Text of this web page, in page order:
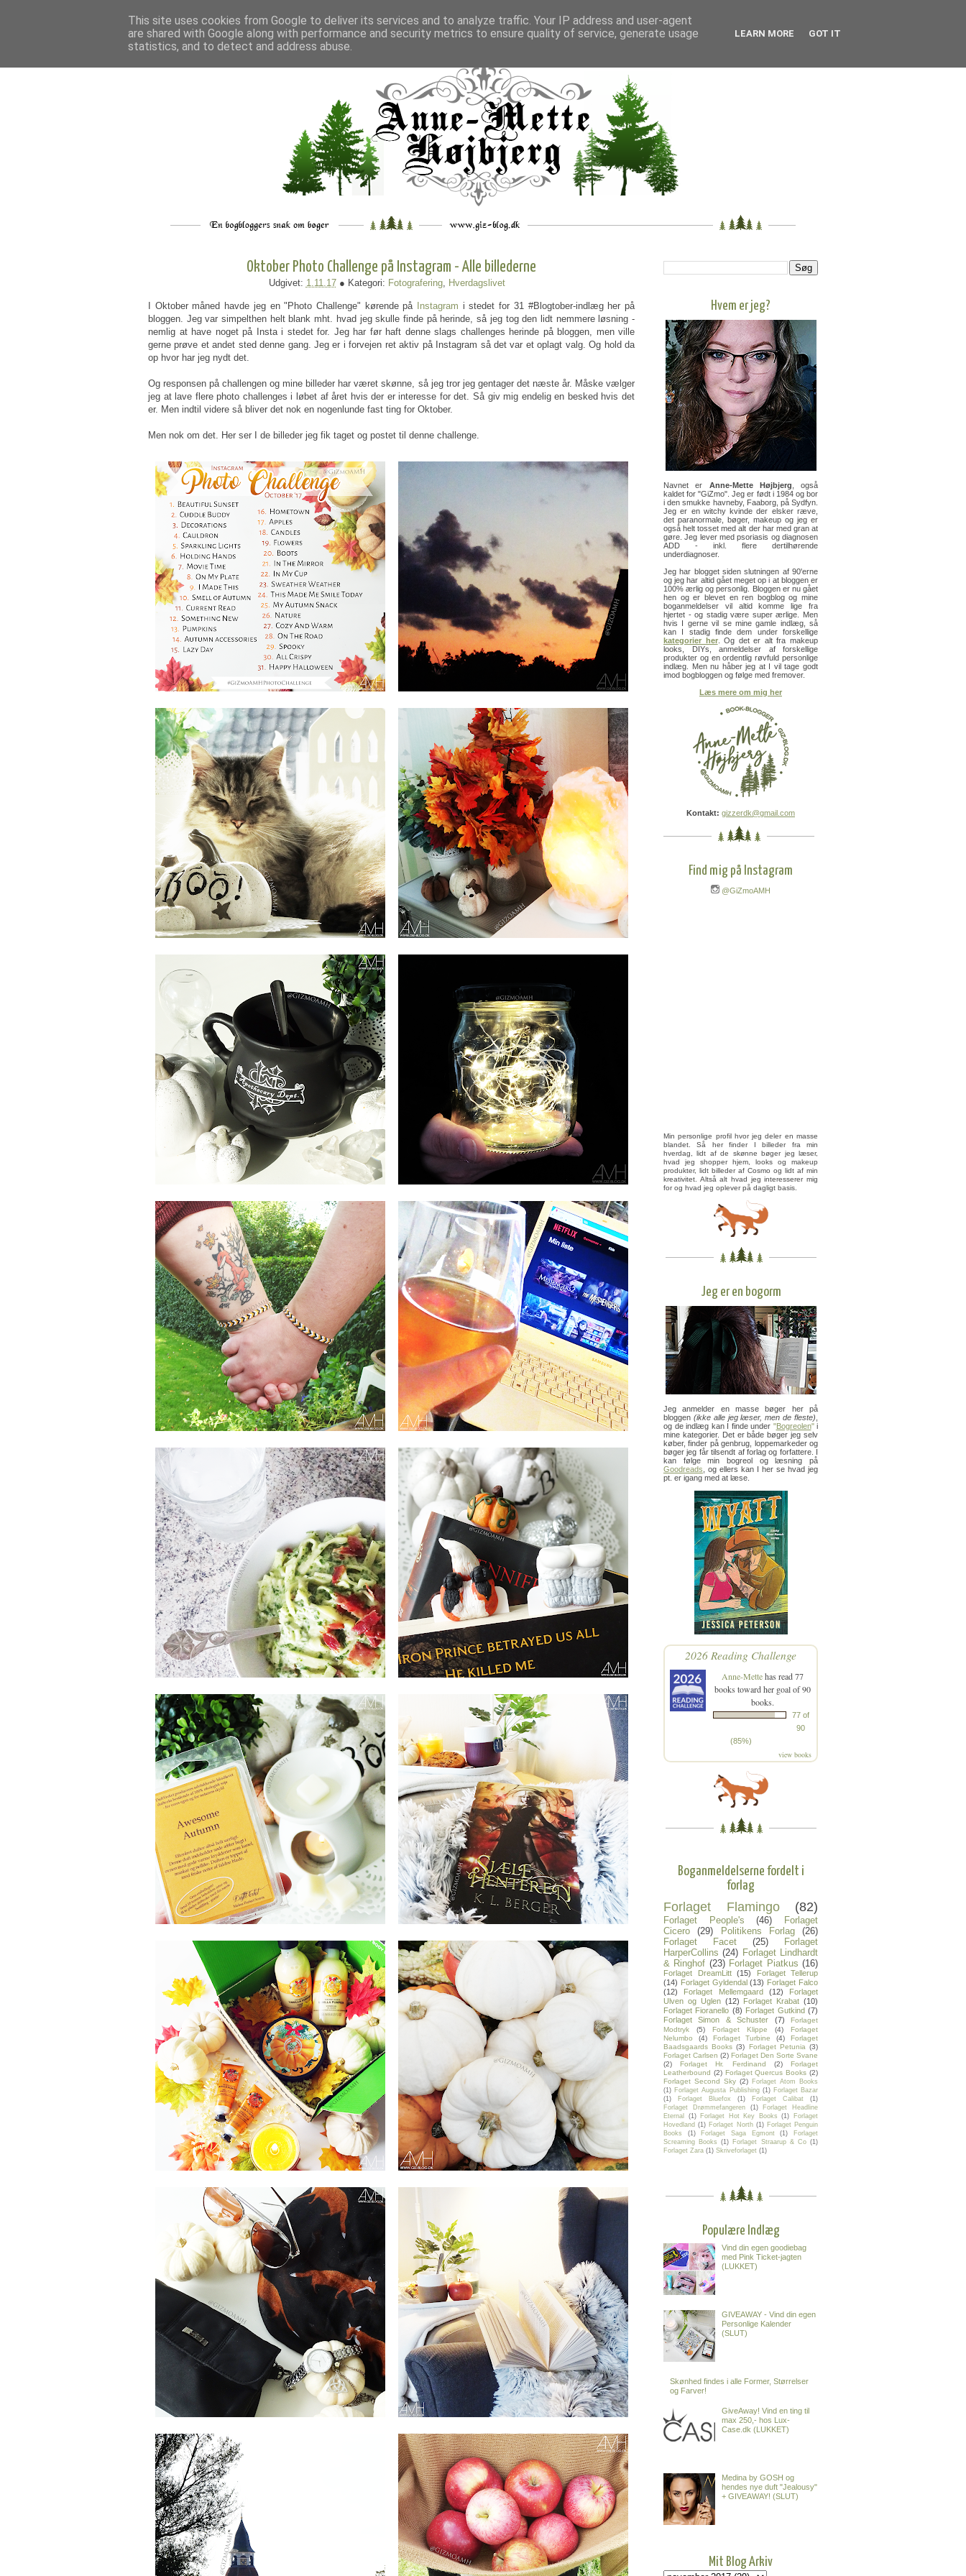
___ _. __ __ _ ___
Oktober Photo Challenge på Instagram - Alle billederne
Udgivet: 1.11.17 ● Kategori: Fotografering, Hverdagslivet
I Oktober måned havde jeg en "Photo Challenge" kørende på Instagram i stedet for 31 #Blogtober-indlæg her på
bloggen. Jeg var simpelthen helt blank mht. hvad jeg skulle finde på herinde, så jeg tog den lidt nemmere løsning -
nemlig at have noget på Insta i stedet for. Jeg har før haft denne slags challenges herinde på bloggen, men ville
gerne prøve et andet sted denne gang. Jeg er i forvejen ret aktiv på Instagram så det var et oplagt valg. Og hold da
op hvor har jeg nydt det.
Og responsen på challengen og mine billeder har været skønne, så jeg tror jeg gentager det næste år. Måske vælger
jeg at lave flere photo challenges i løbet af året hvis der er interesse for det. Så giv mig endelig en besked hvis det
er. Men indtil videre så bliver det nok en nogenlunde fast ting for Oktober.
Men nok om det. Her ser I de billeder jeg fik taget og postet til denne challenge.
Hvem er jeg?
Navnet er Anne-Mette Højbjerg , også
kaldet for "GiZmo". Jeg er født i 1984 og bor
i den smukke havneby, Faaborg, på Sydfyn.
Jeg er en witchy kvinde der elsker ræve,
det paranormale, bøger, makeup og jeg er
også helt tosset med alt der har med gran at
gøre. Jeg lever med psoriasis og diagnosen
ADD - inkl. flere dertilhørende
underdiagnoser.
Jeg har blogget siden slutningen af 90'erne
og jeg har altid gået meget op i at bloggen er
100% ærlig og personlig. Bloggen er nu gået
hen og er blevet en ren bogblog og mine
boganmeldelser vil altid komme lige fra
hjertet - og stadig være super ærlige. Men
hvis I gerne vil se mine gamle indlæg, så
kan I stadig finde dem under forskellige
kategorier her. Og det er alt fra makeup
looks, DIYs, anmeldelser af forskellige
produkter og en ordentlig røvfuld personlige
indlæg. Men nu håber jeg at I vil tage godt
imod bogbloggen og følge med fremover.
Læs mere om mig her
Kontakt: gizzerdk@gmail.com
Find mig på Instagram
@GiZmoAMH
Min personlige profil hvor jeg deler en masse
blandet. Så her finder I billeder fra min
hverdag, lidt af de skønne bøger jeg læser,
hvad jeg shopper hjem, looks og makeup
produkter, lidt billeder af Cosmo og lidt af min
kreativitet. Altså alt hvad jeg interesserer mig
for og hvad jeg oplever på dagligt basis.
Jeg er en bogorm
Jeg anmelder en masse bøger her på
bloggen (ikke alle jeg læser, men de fleste)
og de indlæg kan I finde under "Bogreolen"i
mine kategorier. Det er både bøger jeg selv
køber, finder på genbrug, loppemarkeder og
bøger jeg får tilsendt af forlag og forfattere. I
kan følge min bogreol og læsning på
Goodreads , og ellers kan I her se hvad jeg
pt. er igang med at læse.
2026 Reading Challenge
Anne-Mettehas read 77
books toward her goal of 90
books.
77 of
90
(85%)
view books
Boganmeldelserne fordelt i
forlag
Forlaget Flamingo (82)
Forlaget People's (46)
Forlaget
Cicero
(29) Politikens Forlag
(26)
Forlaget Facet
(25)
Forlaget
HarperCollins (24) Forlaget Lindhardt
& Ringhof (23) Forlaget Piatkus (16)
Forlaget DreamLitt (15)
Forlaget Tellerup
(14) Forlaget Gyldendal (13) Forlaget Falco
(12)
Forlaget Mellemgaard (12)
Forlaget
Ulven og Uglen (12) Forlaget Krabat (10)
Forlaget Fioranello (8) Forlaget Gutkind (7)
Forlaget Simon & Schuster
(7)
Forlaget
Modtryk
(5) Forlaget Klippe (4)
Forlaget
Nelumbo
(4) Forlaget Turbine (4)
Forlaget
Baadsgaards Books (3) Forlaget Petunia (3)
Forlaget Carlsen (2) Forlaget Den Sorte Svane
(2)
Forlaget Hr. Ferdinand (2)
Forlaget
Leatherbound (2) Forlaget Quercus Books (2)
Forlaget Second Sky (2) Forlaget Atom Books
(1) Forlaget Augusta Publishing (1) Forlaget Bazar
(1)
Forlaget Bluefox (1) Forlaget Calibat
(1)
Forlaget Drømmefangeren
(1)
Forlaget Headline
Eternal
(1) Forlaget Hot Key Books (1)
Forlaget
Hovedland (1) Forlaget North (1) Forlaget Penguin
Books
(1) Forlaget Saga Egmont (1)
Forlaget
Screaming Books
(1) Forlaget Straarup & Co (1)
Forlaget Zara (1) Skriveforlaget (1)
Populære Indlæg
Vind din egen goodiebag
med Pink Ticket-jagten
(LUKKET)
GIVEAWAY - Vind din egen
Personlige Kalender
(SLUT)
Skønhed findes i alle Former, Størrelser
og Farver!
GiveAway! Vind en ting til
max 250,- hos Lux-
Case.dk (LUKKET)
Medina by GOSH og
hendes nye duft "Jealousy"
+ GIVEAWAY! (SLUT)
Mit Blog Arkiv
This site uses cookies from Google to deliver its services and to analyze traffic. Your IP address and user-agent
are shared with Google along with performance and security metrics to ensure quality of service, generate usage
statistics, and to detect and address abuse.
LEARN MORE GOT IT